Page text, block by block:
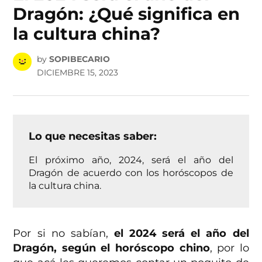
Dragón: ¿Qué significa en
la cultura china?
by SOPIBECARIO
DICIEMBRE 15, 2023
Lo que necesitas saber:
El próximo año, 2024, será el año del
Dragón de acuerdo con los horóscopos de
la cultura china.
Por si no sabían, el 2024 será el año del
Dragón, según el horóscopo chino, por lo